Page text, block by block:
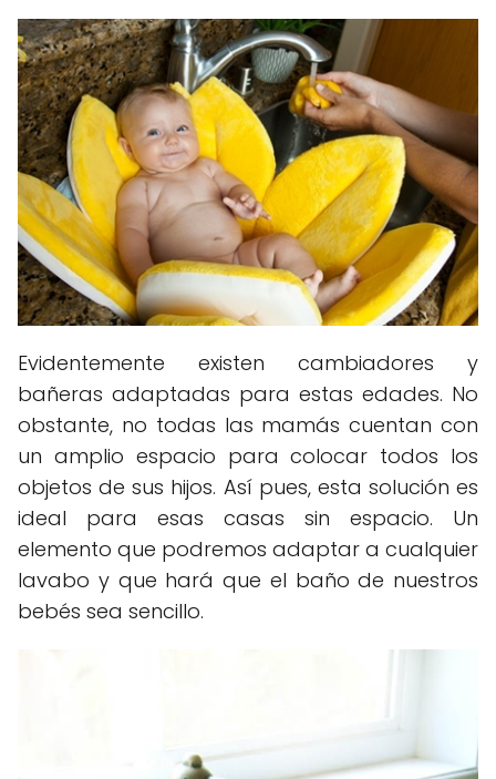
Evidentemente existen cambiadores y
bañeras adaptadas para estas edades. No
obstante, no todas las mamás cuentan con
un amplio espacio para colocar todos los
objetos de sus hijos. Así pues, esta solución es
ideal para esas casas sin espacio. Un
elemento que podremos adaptar a cualquier
lavabo y que hará que el baño de nuestros
bebés sea sencillo.